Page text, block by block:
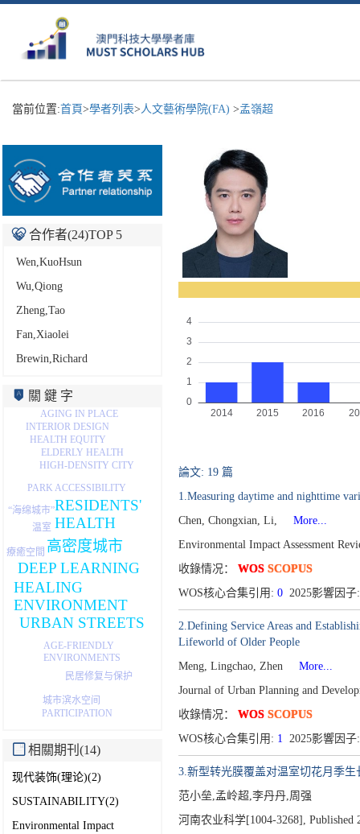
當前位置:首頁>學者列表>人文藝術學院(FA) >孟嶺超
合作者(24)TOP 5
Wen,KuoHsun
Wu,Qiong
Zheng,Tao
Fan,Xiaolei
Brewin,Richard
關 鍵 字
DEEP LEARNING
HEALING
ENVIRONMENT
高密度城市
URBAN STREETS
RESIDENTS'
HEALTH
AGE-FRIENDLY
ENVIRONMENTS
PARK ACCESSIBILITY
HIGH-DENSITY CITY
民居修复与保护
城市滨水空间
HEALTH EQUITY
ELDERLY HEALTH
温室
INTERIOR DESIGN
“海绵城市”
AGING IN PLACE
PARTICIPATION
療癒空間
相關期刊(14)
现代装饰(理论)(2)
SUSTAINABILITY(2)
Environmental Impact
論文: 19 篇
1.Measuring daytime and nighttime
Chen, Chongxian, Li,
More...
Environmental Impact Assessment
收錄情况： WOS SCOPUS
WOS核心合集引用: 02025影響因
2.Defining Service Areas and
Lifeworld of Older People
Meng, Lingchao, Zhen
More...
Journal of Urban Planning and
收錄情况： WOS SCOPUS
WOS核心合集引用: 1 2025影響因
3.新型转光膜覆盖对温室切花月季
范小垒,孟岭超,李丹丹,周强
河南农业科学[1004-3268], Published